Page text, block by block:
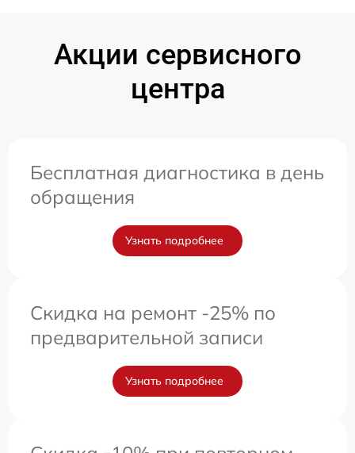
Акции сервисного
центра
Бесплатная диагностика в день
обращения
Узнать подробнее
Скидка на ремонт -25% по
предварительной записи
Узнать подробнее